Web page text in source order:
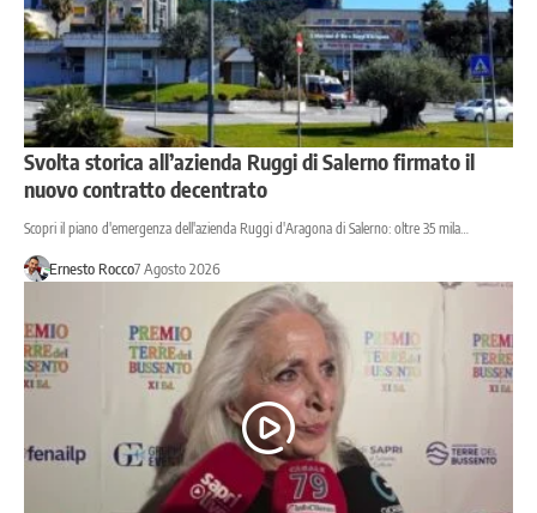
Svolta storica all’azienda Ruggi di Salerno firmato il
nuovo contratto decentrato
Scopri il piano d'emergenza dell'azienda Ruggi d'Aragona di Salerno: oltre 35 mila…
Ernesto Rocco7 Agosto 2026